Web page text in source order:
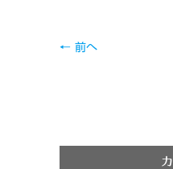
← 前へ